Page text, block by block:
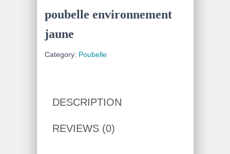
poubelle environnement
jaune
Category: Poubelle
DESCRIPTION
REVIEWS (0)